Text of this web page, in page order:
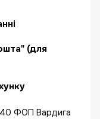
(для
ФОП Вардига